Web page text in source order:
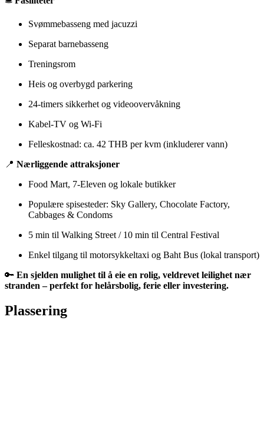
Svømmebasseng med jacuzzi
Separat barnebasseng
Treningsrom
Heis og overbygd parkering
24-timers sikkerhet og videoovervåkning
Kabel-TV og Wi-Fi
Felleskostnad: ca. 42 THB per kvm (inkluderer vann)
📍 Nærliggende attraksjoner
Food Mart, 7-Eleven og lokale butikker
Populære spisesteder: Sky Gallery, Chocolate Factory,
Cabbages & Condoms
5 min til Walking Street / 10 min til Central Festival
Enkel tilgang til motorsykkeltaxi og Baht Bus (lokal transport)
🔑 En sjelden mulighet til å eie en rolig, veldrevet leilighet nær
stranden – perfekt for helårsbolig, ferie eller investering.
Plassering